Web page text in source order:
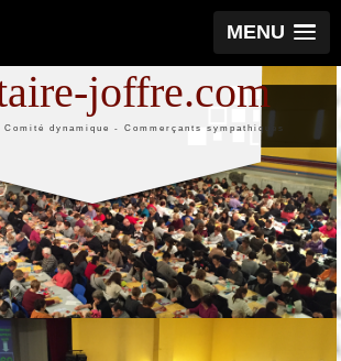
MENU
joffre.com
Comité dynamique - Commerçants sympathiques